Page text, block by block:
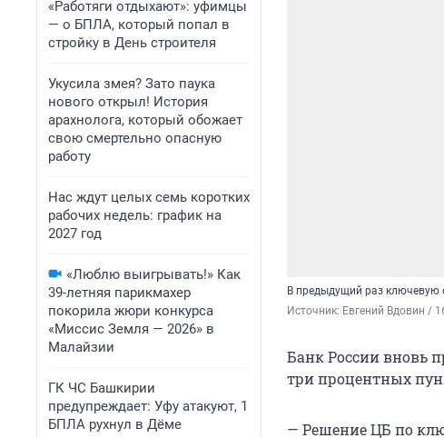
«Работяги отдыхают»: уфимцы
— о БПЛА, который попал в
стройку в День строителя
Укусила змея? Зато паука
нового открыл! История
арахнолога, который обожает
свою смертельно опасную
работу
Нас ждут целых семь коротких
рабочих недель: график на
2027 год
«Люблю выигрывать!» Как
39-летняя парикмахер
покорила жюри конкурса
«Миссис Земля — 2026» в
Малайзии
ГК ЧС Башкирии
предупреждает: Уфу атакуют, 1
БПЛА рухнул в Дёме
В предыдущий раз ключевую
Источник: Евгений Вдовин /
Банк России вновь
три процентных
— Решение ЦБ по